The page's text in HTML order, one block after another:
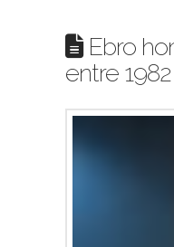
Ebro
entre